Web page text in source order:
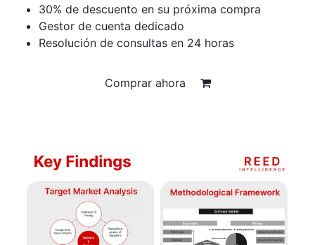
30% de descuento en su próxima compra
Gestor de cuenta dedicado
Resolución de consultas en 24 horas
Comprar ahora